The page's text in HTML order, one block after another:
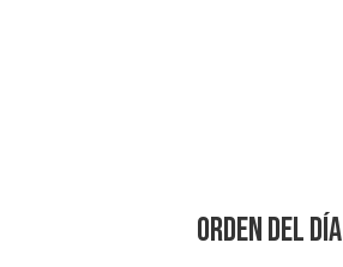
Orden del Día